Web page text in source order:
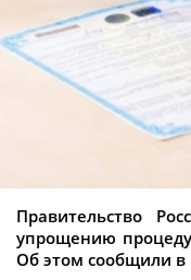
Правительство
упрощению
Об этом сообщили